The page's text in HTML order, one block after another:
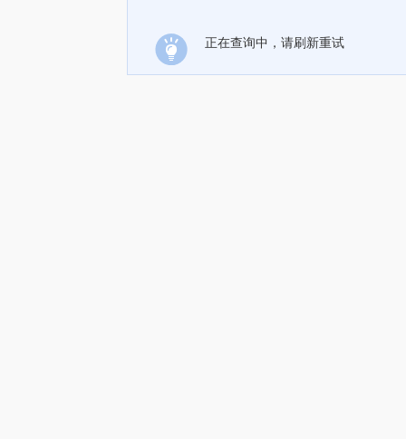
正在查询中，请刷新重试